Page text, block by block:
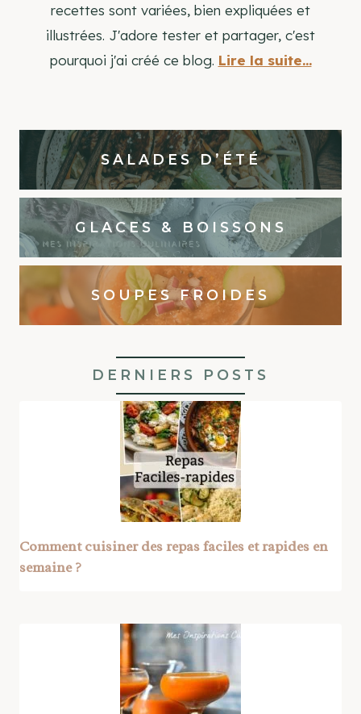
recettes sont variées, bien expliquées et
illustrées. J'adore tester et partager, c'est
pourquoi j'ai créé ce blog. Lire la suite...
SALADES D’ÉTÉ
GLACES & BOISSONS
SOUPES FROIDES
DERNIERS POSTS
Comment cuisiner des repas faciles et rapides en
semaine ?